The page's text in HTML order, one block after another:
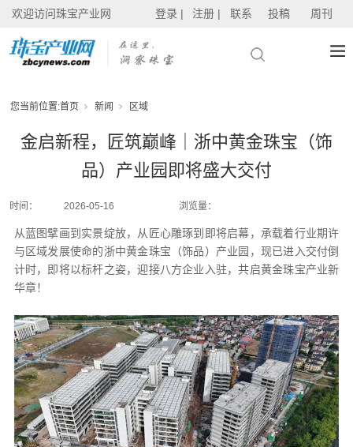
欢迎访问珠宝产业网 登录 | 注册 | 联系 投稿 周刊
您当前位置:首页 新闻 区域
金启新程，匠筑巅峰｜浙中黄金珠宝（饰
品）产业园即将盛大交付
时间： 2026-05-16 浏览量：
从蓝图擘画到实景绽放，从匠心雕琢到即将启幕，承载着行业期许
与区域发展使命的浙中黄金珠宝（饰品）产业园，现已进入交付倒
计时，即将以标杆之姿，迎接八方企业入驻，共启黄金珠宝产业新
华章！